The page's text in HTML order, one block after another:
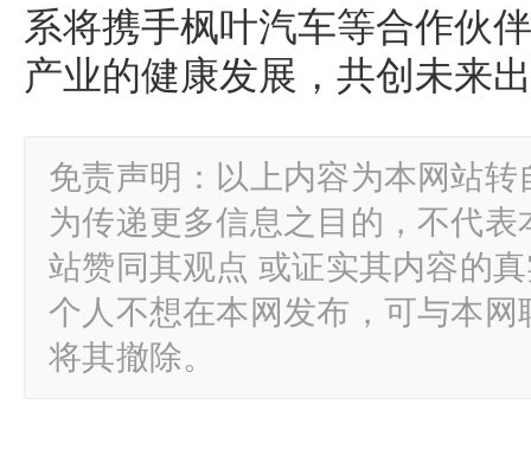
系将携手枫叶汽车等合作伙
产业的健康发展，共创未来
免责声明：以上内容为本网站
为传递更多信息之目的，不代
站赞同其观点 或证实其内容的
个人不想在本网发布，可与本
将其撤除。